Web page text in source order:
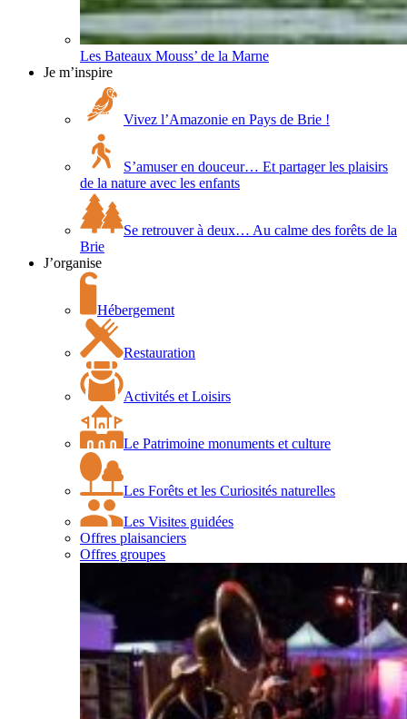
Les Bateaux Mouss’ de la Marne
Je m’inspire
Vivez l’Amazonie en Pays de Brie !
S’amuser en douceur… Et partager les plaisirs
de la nature avec les enfants
Se retrouver à deux… Au calme des forêts de la
Brie
J’organise
Hébergement
Restauration
Activités et Loisirs
Le Patrimoine monuments et culture
Les Forêts et les Curiosités naturelles
Les Visites guidées
Offres plaisanciers
Offres groupes